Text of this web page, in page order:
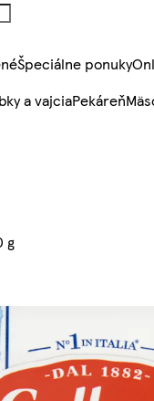
Špeciálne ponuky
a vajciaPekáreň
g